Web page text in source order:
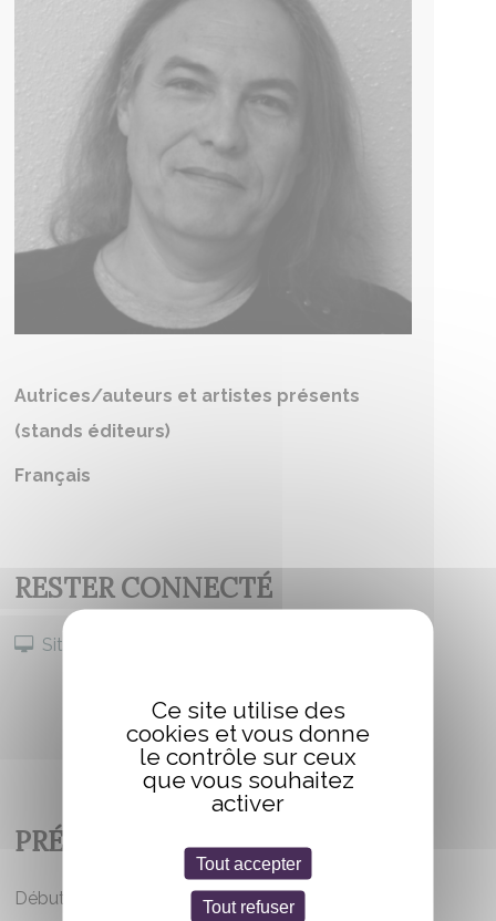
Autrices/auteurs et artistes présents
(stands éditeurs)
Français
RESTER CONNECTÉ
Site internet
PRÉSENTATION
Début des années 80, Patrick Bourgeois Signe la
Ce site utilise des
cookies et vous donne
le contrôle sur ceux
que vous souhaitez
activer
Tout accepter
Tout refuser